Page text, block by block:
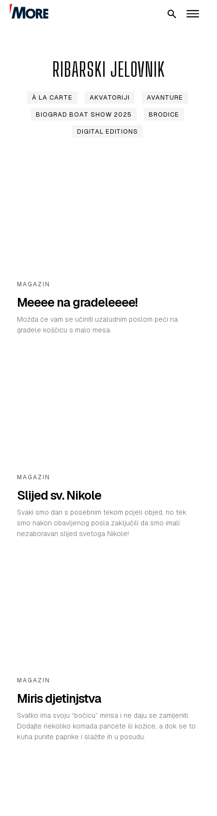
NAUTIKA
RIBARSKI JELOVNIK
À LA CARTE AKVATORIJI AVANTURE
BIOGRAD BOAT SHOW 2025 BRODICE
DIGITAL EDITIONS
MAGAZIN
Meeee na gradeleeee!
Možda će vam se učiniti uzaludnim poslom peći na
gradele koščicu s malo mesa.
MAGAZIN
Slijed sv. Nikole
Svaki smo dan s posebnim tekom pojeli objed, no tek
smo nakon obavljenog posla zaključili da smo imali
nezaboravan slijed svetoga Nikole!
MAGAZIN
Miris djetinjstva
Svatko ima svoju “bočicu” mirisa i ne daju se zamijeniti.
Dodajte nekoliko komada pancete ili kožice, a dok se to
kuha punite paprike i slažite ih u posudu.